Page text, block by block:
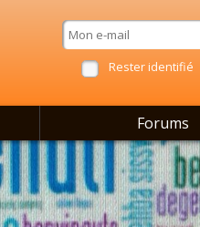
Rester identifié
Forums